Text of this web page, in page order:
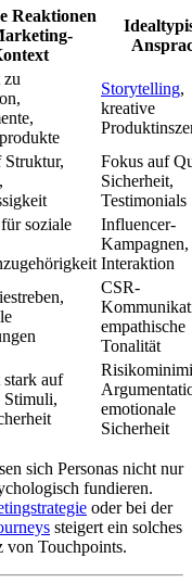
Reaktionen
Storytelling,
kreative
Struktur,
Fokus auf
Sicherheit,
Testimonials
soziale
Influencer-
Kampagnen,
Interaktion
CSR-
empathische
Tonalität
stark auf
Stimuli,
emotionale
Sicherheit
sich Personas nicht nur
fundieren.
oder bei der
steigert ein solches
von Touchpoints.